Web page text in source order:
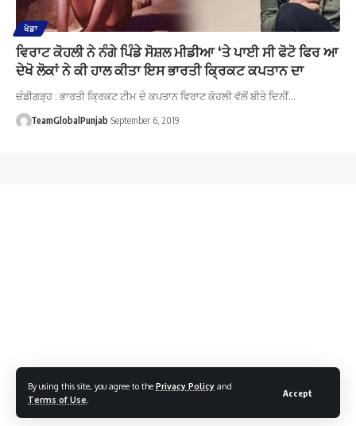
By using this site, you agree to the Privacy Policy and
Terms of Use
Accept
ਖੇਡਾ
ਵਿਰਾਟ ਕੋਹਲੀ ਨੇ ਨੰਗੇ ਪਿੰਡੇ ਸੋਸ਼ਲ ਮੀਡੀਆ ‘ਤੇ ਪਾਈ ਸੀ ਫੋਟੋ ਫਿਰ ਆ
ਦੇਖੋ ਲੋਕਾਂ ਨੇ ਕੀ ਹਾਲ ਕੀਤਾ ਇਸ ਭਾਰਤੀ ਕ੍ਰਿਕਟ ਕਪਤਾਨ ਦਾ
ਚੰਡੀਗੜ੍ਹ : ਭਾਰਤੀ ਕ੍ਰਿਕਟ ਟੀਮ ਦੇ ਕਪਤਾਨ ਵਿਰਾਟ ਕੋਹਲੀ ਵੱਲੋਂ ਬੀਤੇ ਦਿਨੀਂ…
TeamGlobalPunjab September 6, 2019